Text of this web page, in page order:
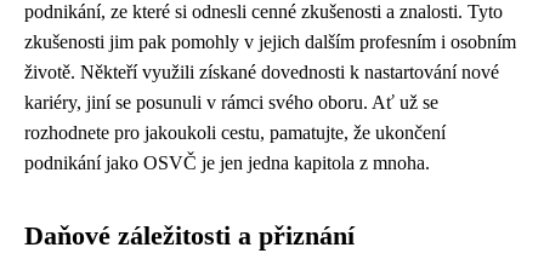
podnikání, ze které si odnesli cenné zkušenosti a znalosti. Tyto
zkušenosti jim pak pomohly v jejich dalším profesním i osobním
životě. Někteří využili získané dovednosti k nastartování nové
kariéry, jiní se posunuli v rámci svého oboru. Ať už se
rozhodnete pro jakoukoli cestu, pamatujte, že ukončení
podnikání jako OSVČ je jen jedna kapitola z mnoha.
Daňové záležitosti a přiznání